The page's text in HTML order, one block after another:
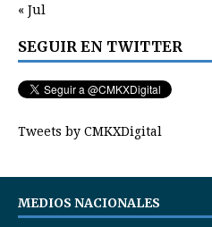
« Jul
SEGUIR EN TWITTER
Tweets by CMKXDigital
MEDIOS NACIONALES